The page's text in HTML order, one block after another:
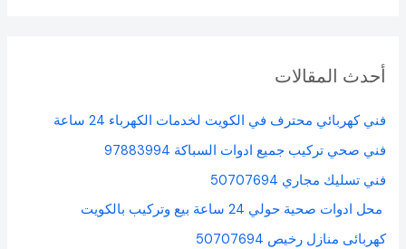
ث
ن
:
أحدث المقالات
فني كهربائي محترف في الكويت لخدمات الكهرباء 24 ساعة
فني صحي تركيب جميع ادوات السباكة 97883994
فني تسليك مجاري 50707694
محل ادوات صحية حولي 24 ساعة بيع وتركيب بالكويت
كهربائى منازل رخيص 50707694